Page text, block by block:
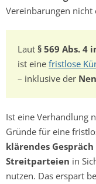
Vereinbarungen
Laut § 569 Abs. 4
ist eine fristlose
– inklusive der
Ist eine Verhandlung
Gründe für eine
klärendes Gespräch
Streitparteien in
nutzen. Das erspart